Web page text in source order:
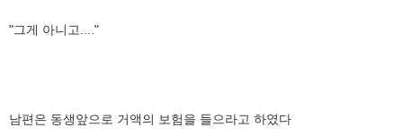
"그게 아니고...."
남편은 동생앞으로 거액의 보험을 들으라고 하였다